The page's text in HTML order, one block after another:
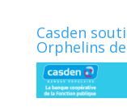
Casden
Orphelins